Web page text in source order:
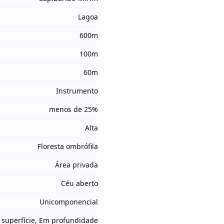
Lagoa
600m
100m
60m
Instrumento
menos de 25%
Alta
Floresta ombrófila
Área privada
Céu aberto
Unicomponencial
superfície, Em profundidade